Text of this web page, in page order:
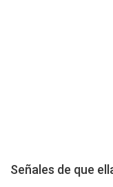
Señales de que